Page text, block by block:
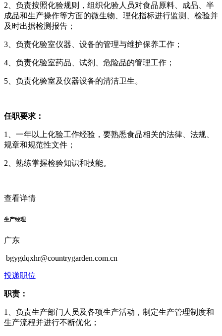
2、负责按照化验规则，组织化验人员对食品原料、成品、半
成品和生产操作等方面的微生物、理化指标进行监测、检验并
及时出据检测报告；
3、负责化验室仪器、设备的管理与维护保养工作；
4、负责化验室药品、试剂、危险品的管理工作；
5、负责化验室及仪器设备的清洁卫生。
任职要求：
1、一年以上化验工作经验，要熟悉食品相关的法律、法规、
规章和规范性文件；
2、熟练掌握检验知识和技能。
查看详情
生产经理
广东
bgygdqxhr@countrygarden.com.cn
投递职位
职责：
1、负责生产部门人员及各项生产活动，制定生产管理制度和
生产流程并进行不断优化；